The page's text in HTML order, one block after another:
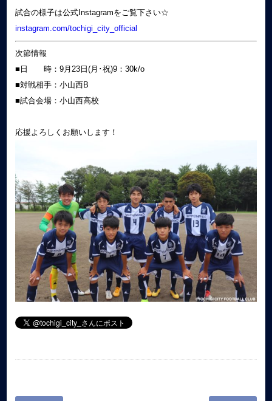
試合の様子は公式Instagramをご覧下さい☆
instagram.com/tochigi_city_official
次節情報
■日 時：9月23日(月･祝)9：30k/o
■対戦相手：小山西B
■試合会場：小山西高校
応援よろしくお願いします！